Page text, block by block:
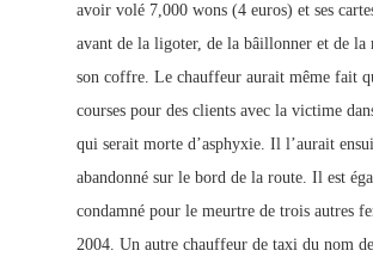
avoir volé 7,000 wons (4 euros) et ses
avant de la ligoter, de la bâillonner et de la
son coffre. Le chauffeur aurait même fait
courses pour des clients avec la victime
qui serait morte d’asphyxie. Il l’aurait
abandonné sur le bord de la route. Il est
condamné pour le meurtre de trois autres
2004. Un autre chauffeur de taxi du nom